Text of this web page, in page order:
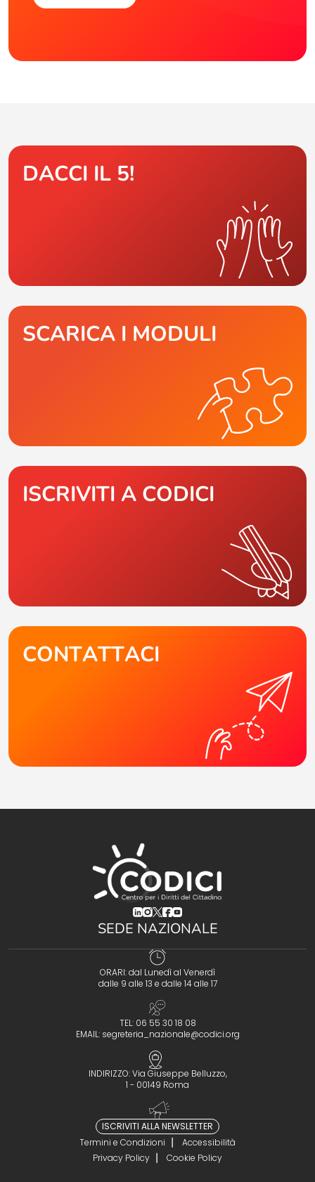
DACCI IL 5!
SCARICA I MODULI
ISCRIVITI A CODICI
CONTATTACI
(opens in a new tab)
(opens in a new tab)
(opens in a new tab)
(opens in a new tab)
(opens in a new tab)
SEDE NAZIONALE
ORARI: dal Lunedì al Venerdì
dalle 9 alle 13 e dalle 14 alle 17
TEL: 06 55 30 18 08
EMAIL: segreteria_nazionale@codici.org
INDIRIZZO: Via Giuseppe Belluzzo,
1 - 00149 Roma
ISCRIVITI ALLA NEWSLETTER
Termini e Condizioni
Accessibilità
Privacy Policy
Cookie Policy